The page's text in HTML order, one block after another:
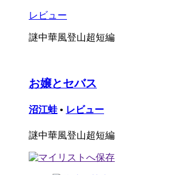
レビュー
謎中華風登山超短編
お嬢とセバス
沼江蛙 • レビュー
謎中華風登山超短編